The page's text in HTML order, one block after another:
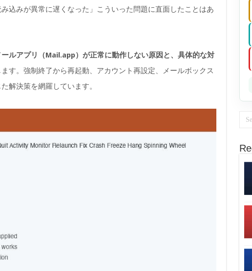
込みが異常に遅くなった」こういった問題に直面したことはあ
ルアプリ（Mail.app）が正常に動作しない原因と、具体的な対
す。強制終了から再起動、アカウント再設定、メールボックス
解決策を網羅しています。